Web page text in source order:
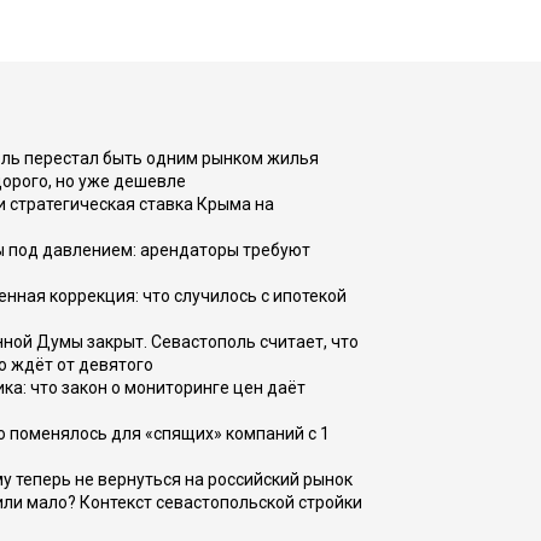
перестал быть одним рынком жилья
но уже дешевле
ставка Крыма на
под давлением: арендаторы требуют
коррекция: что случилось с ипотекой
Думы закрыт. Севастополь считает, что
ждёт от девятого
что закон о мониторинге цен даёт
для «спящих» компаний с 1
теперь не вернуться на российский рынок
мало? Контекст севастопольской стройки